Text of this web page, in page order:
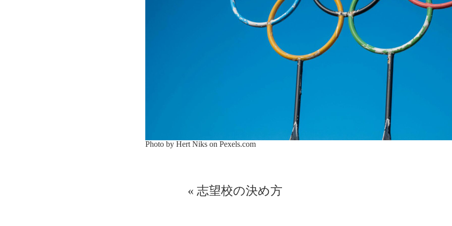
Photo by Hert Niks on Pexels.com
« 志望校の決め方